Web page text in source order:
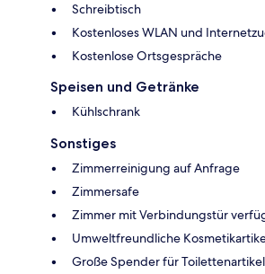
Schreibtisch
Kostenloses WLAN und
Kostenlose Ortsgespräche
Speisen und Getränke
Kühlschrank
Sonstiges
Zimmerreinigung auf Anfrage
Zimmersafe
Zimmer mit Verbindungstür
Umweltfreundliche
Große Spender für Toilettenartikel